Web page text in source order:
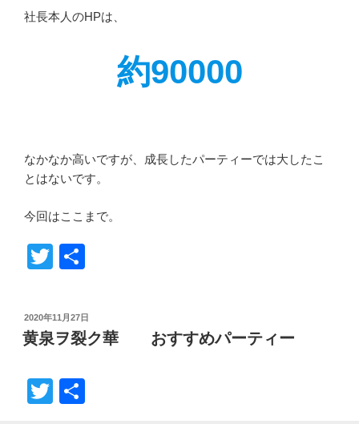
社長本人のHPは、
約90000
なかなか高いですが、成長したパーティーでは大したこ
とはないです。
今回はここまで。
T
tt
er
投
稿
日:
2020年11月27日
黄泉ヲ裂ク華 おすすめパーティー
T